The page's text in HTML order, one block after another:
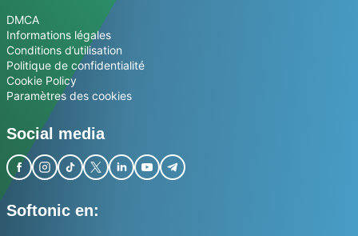
DMCA
Informations légales
Conditions d’utilisation
Politique de confidentialité
Cookie Policy
Paramètres des cookies
Social media
Softonic en: